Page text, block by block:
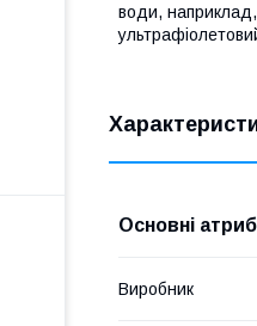
води,
Основні
Виробник